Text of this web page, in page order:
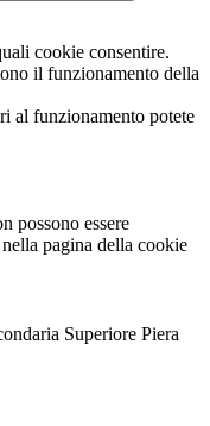
cookie consentire.
il funzionamento della
al funzionamento potete
possono essere
pagina della cookie
Superiore Piera